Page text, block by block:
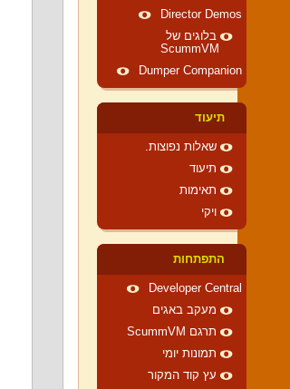
Director Demos
בלוגים של
ScummVM
Dumper Companion
תיעוד
שאלות נפוצות.
תיעוד
תאימות
ויקי
התפתחות
Developer Central
מעקב באגים
תרגם ScummVM
תמונות יומי
עץ קוד המקור